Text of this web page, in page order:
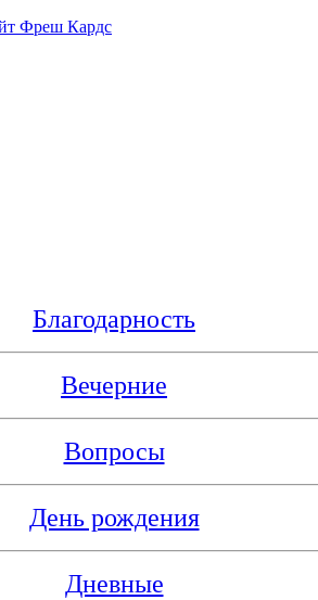
Благодарность
Вечерние
Вопросы
День рождения
Дневные